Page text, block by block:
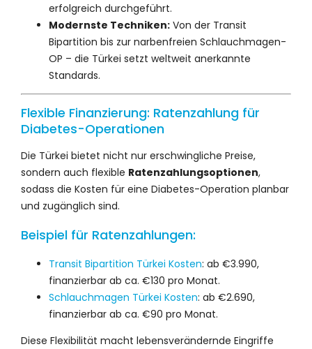
erfolgreich durchgeführt.
Modernste Techniken: Von der Transit
Bipartition bis zur narbenfreien Schlauchmagen-
OP – die Türkei setzt weltweit anerkannte
Standards.
Flexible Finanzierung: Ratenzahlung für
Diabetes-Operationen
Die Türkei bietet nicht nur erschwingliche Preise,
sondern auch flexible Ratenzahlungsoptionen,
sodass die Kosten für eine Diabetes-Operation planbar
und zugänglich sind.
Beispiel für Ratenzahlungen:
Transit Bipartition Türkei Kosten: ab €3.990,
finanzierbar ab ca. €130 pro Monat.
Schlauchmagen Türkei Kosten: ab €2.690,
finanzierbar ab ca. €90 pro Monat.
Diese Flexibilität macht lebensverändernde Eingriffe